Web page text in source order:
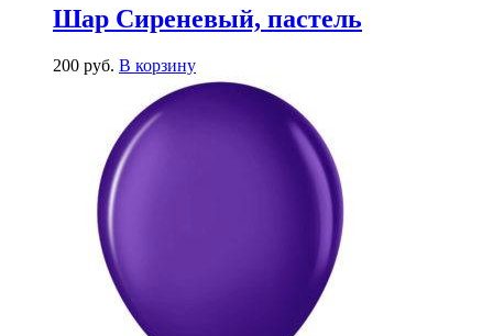
Шар Сиреневый, пастель
200 руб. В корзину